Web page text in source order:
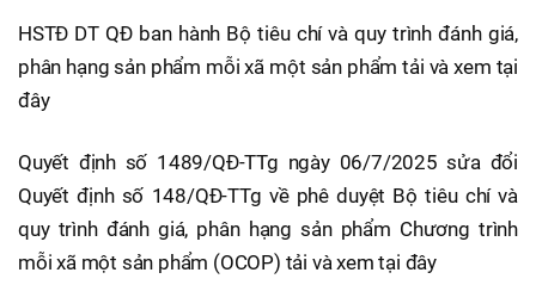
HSTĐ DT QĐ ban hành Bộ tiêu chí và quy trình đánh giá,
phân hạng sản phẩm mỗi xã một sản phẩm tải và xem tại
đây
Quyết định số 1489/QĐ-TTg ngày 06/7/2025 sửa đổi
Quyết định số 148/QĐ-TTg về phê duyệt Bộ tiêu chí và
quy trình đánh giá, phân hạng sản phẩm Chương trình
mỗi xã một sản phẩm (OCOP) tải và xem tại đây